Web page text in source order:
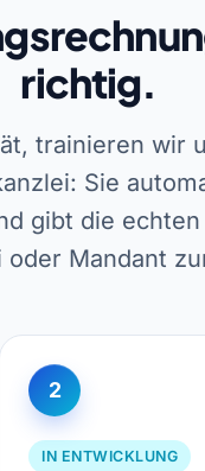
richtig.
trainieren wir
Sie
gibt die
oder Mandant
2
IN ENTWICKLUNG